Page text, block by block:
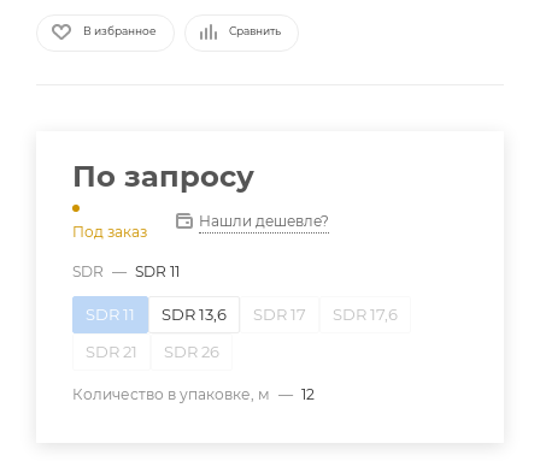
В избранное Сравнить
По запросу
Под заказ
Нашли дешевле?
SDR — SDR 11
SDR 11 SDR 13,6 SDR 17
SDR 17,6
SDR 21
SDR 26
Количество в упаковке, м — 12